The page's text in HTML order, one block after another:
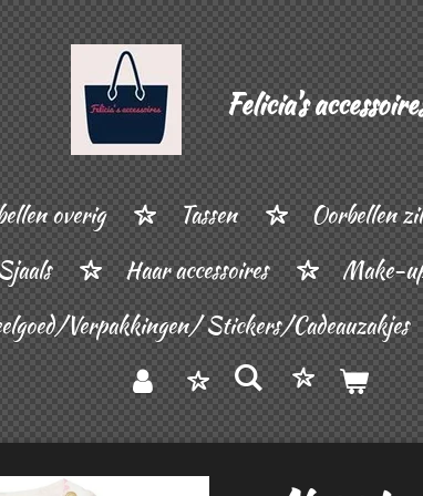
Felicia's
overig Tassen Oorbellen
Sjaals Haar accessoires Make-
Verpakkingen/ Stickers/Cadeauzakjes